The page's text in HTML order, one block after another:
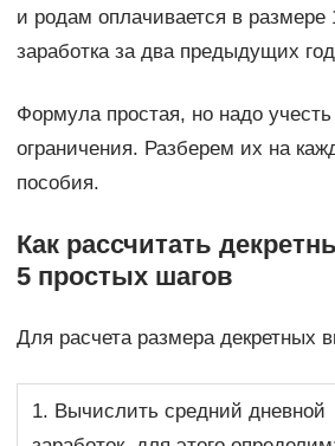
и родам оплачивается в размере
заработка за два предыдущих
Формула простая, но надо
ограничения. Разберем их на
пособия.
Как рассчитать
5 простых шагов
Для расчета размера декретных
1. Вычислить средний дневной